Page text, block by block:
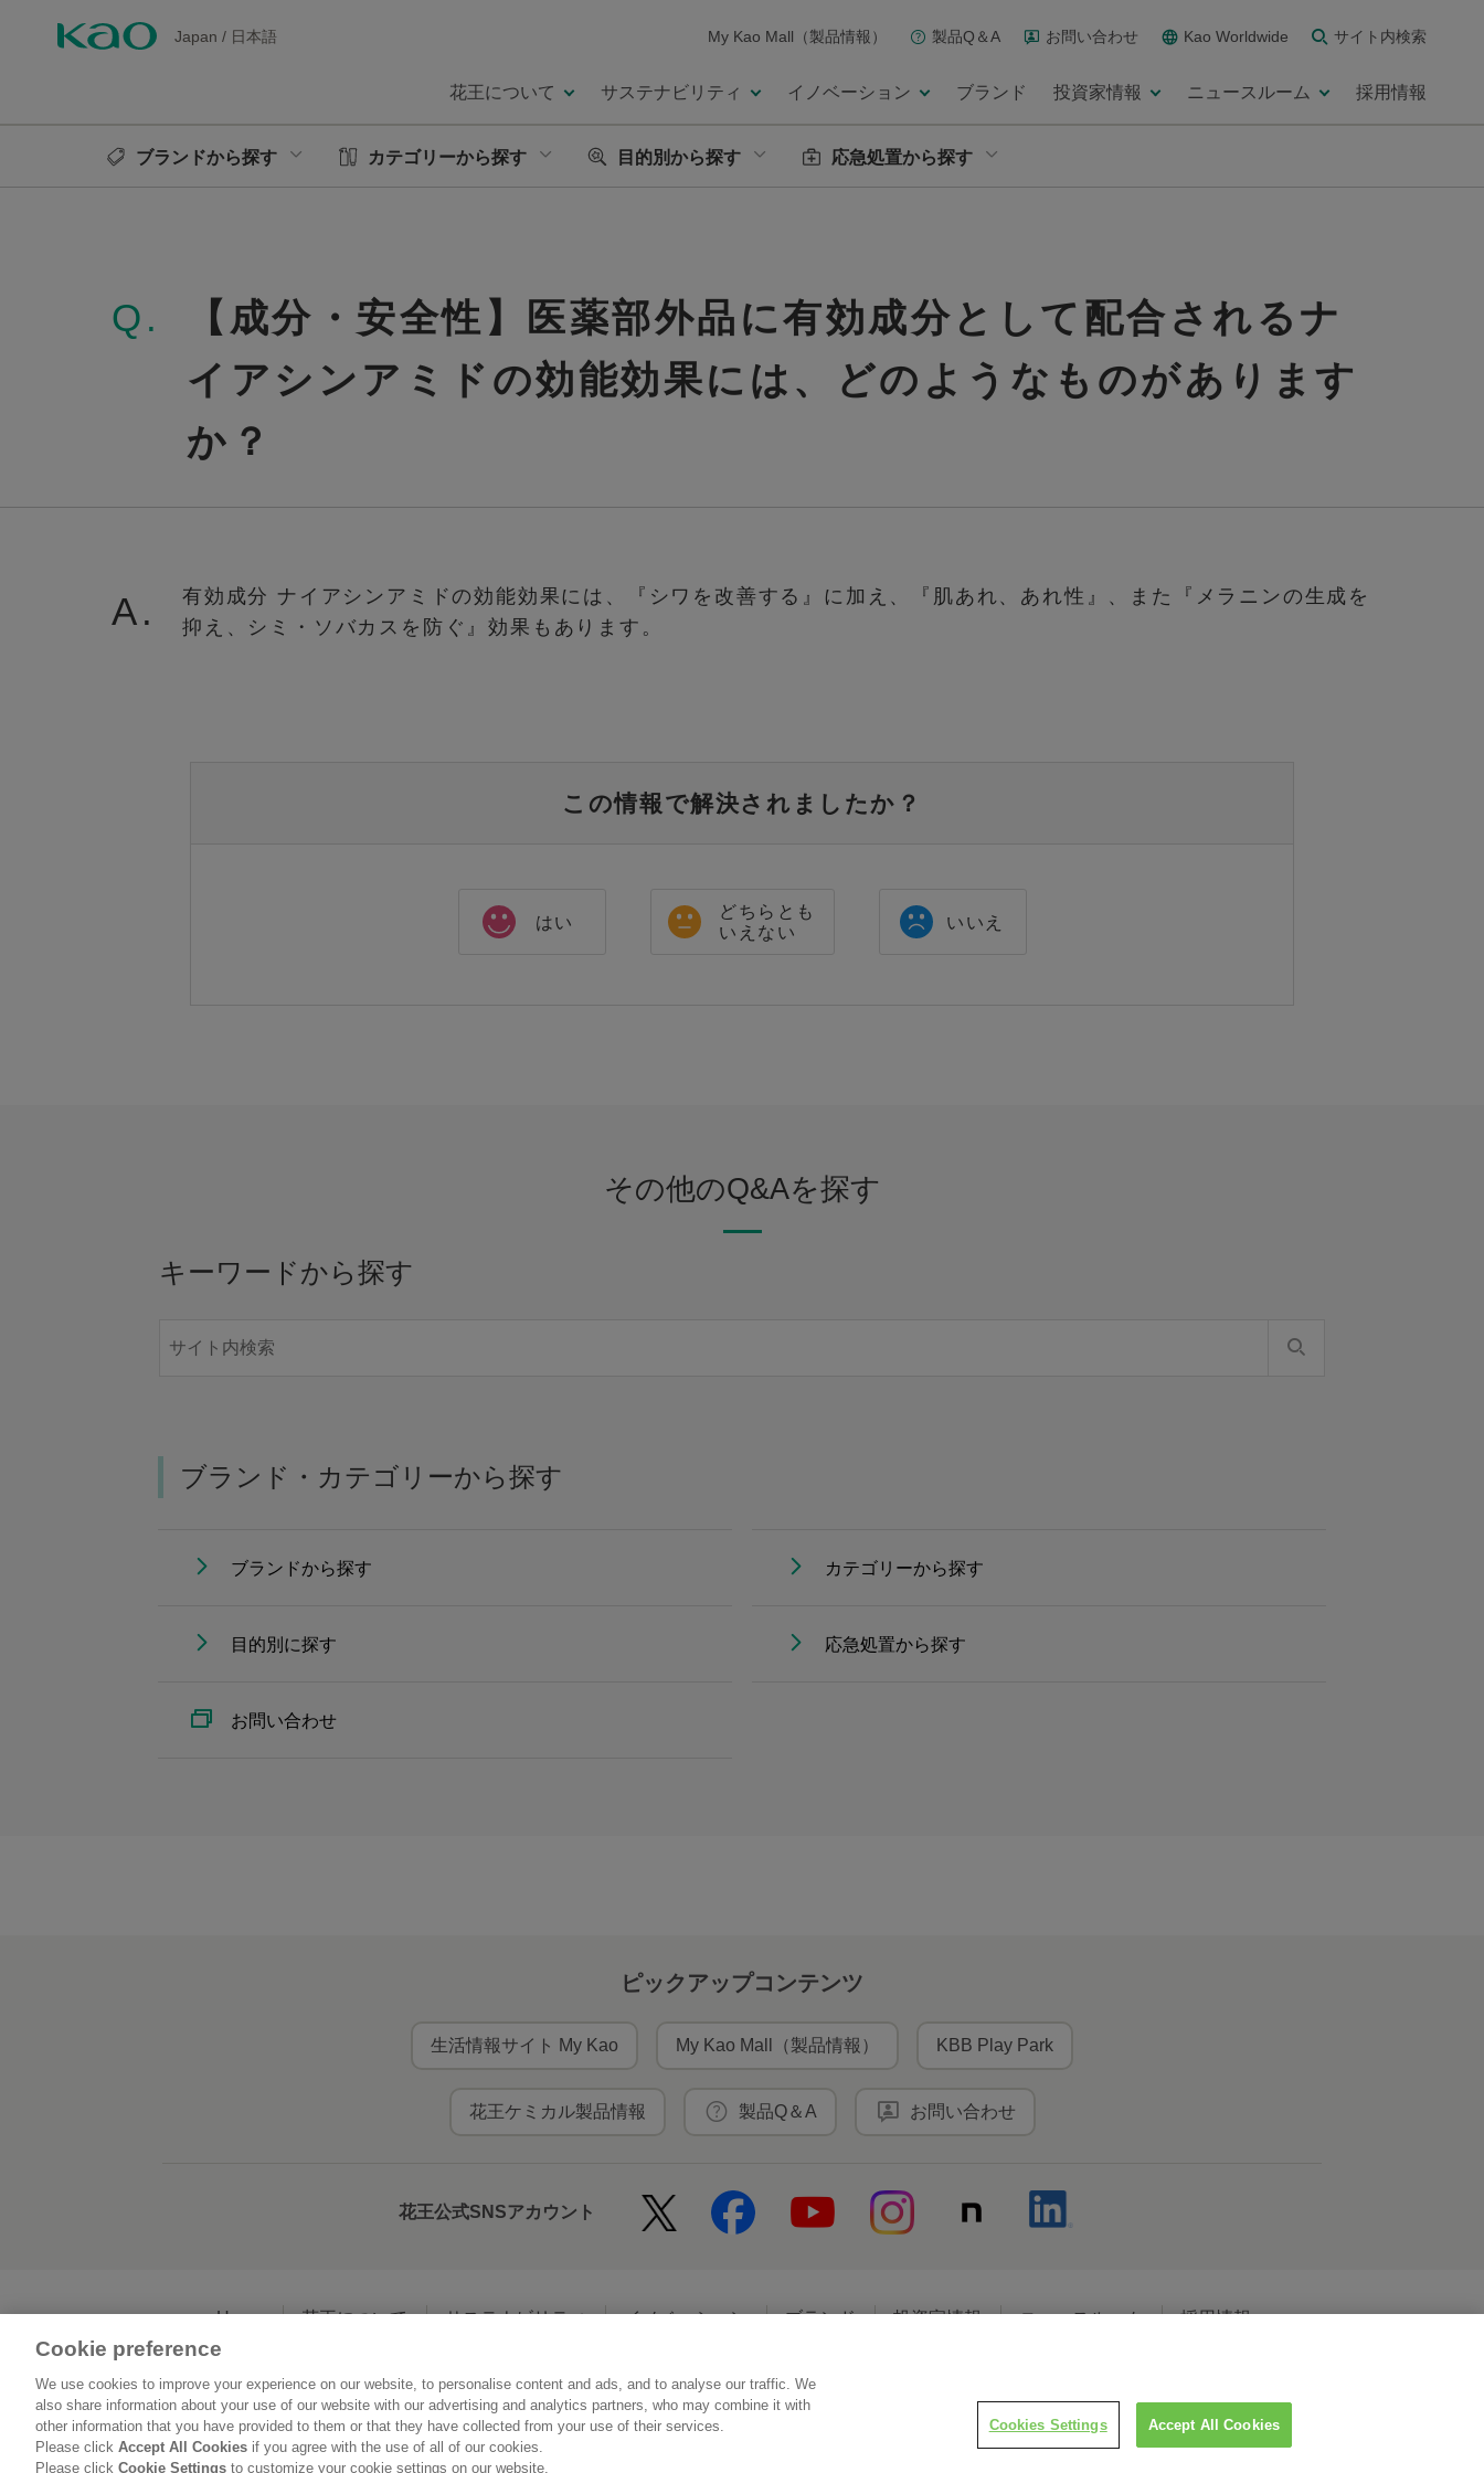
Japan / 日本語 My Kao Mall（製品情報） 製品Q＆A お問い合わせ Kao Worldwide サイト内検索
花王について サステナビリティ イノベーション ブランド 投資家情報 ニュースルーム 採用情報
ブランドから探す カテゴリーから探す 目的別から探す 応急処置から探す
Q.
【成分・安全性】医薬部外品に有効成分として配合されるナ
イアシンアミドの効能効果には、どのようなものがあります
か？
A.
有効成分 ナイアシンアミドの効能効果には、『シワを改善する』に加え、『肌あれ、あれ性』、また『メラニンの生成を
抑え、シミ・ソバカスを防ぐ』効果もあります。
この情報で解決されましたか？
はい
どちらとも
いえない
いいえ
その他のQ&Aを探す
キーワードから探す
ブランド・カテゴリーから探す
ブランドから探す カテゴリーから探す
目的別に探す 応急処置から探す
お問い合わせ
ピックアップコンテンツ
生活情報サイト My Kao My Kao Mall（製品情報） KBB Play Park
花王ケミカル製品情報 製品Q＆A お問い合わせ
花王公式SNSアカウント
Home 花王について サステナビリティ イノベーション ブランド 投資家情報 ニュースルーム 採用情報
利用規約 花王のアクセシビリティ 個人情報保護方針 利用者情報の外部送信
Cookie preference
We use cookies to improve your experience on our website, to personalise content and ads, and to analyse our traffic. We
also share information about your use of our website with our advertising and analytics partners, who may combine it with
other information that you have provided to them or that they have collected from your use of their services.
Please click Accept All Cookies if you agree with the use of all of our cookies.
Please click Cookie Settings to customize your cookie settings on our website.
Cookies Settings Accept All Cookies